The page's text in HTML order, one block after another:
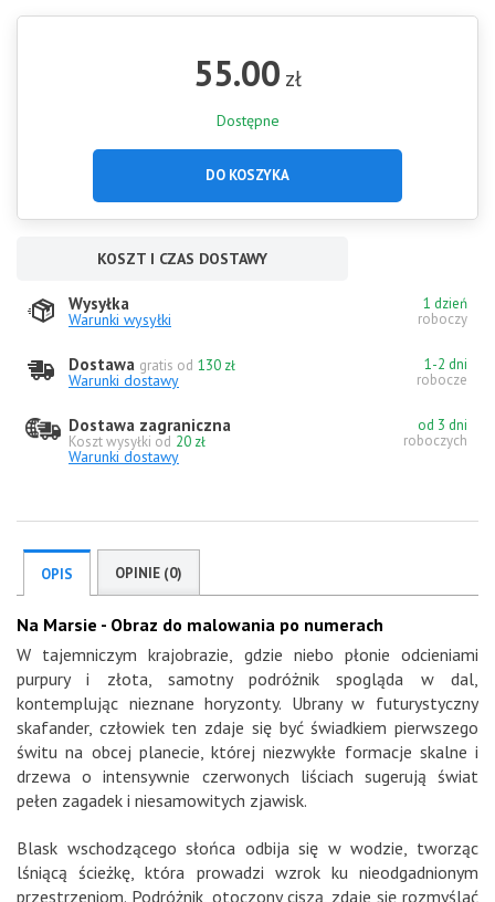
55.00 zł
Dostępne
DO KOSZYKA
KOSZT I CZAS DOSTAWY
Wysyłka
Warunki wysyłki
1 dzień
roboczy
Dostawa gratis od 130 zł
Warunki dostawy
1-2 dni
robocze
Dostawa zagraniczna
Koszt wysyłki od 20 zł
Warunki dostawy
od 3 dni
roboczych
OPIS OPINIE (0)
Na Marsie - Obraz do malowania po numerach
W tajemniczym krajobrazie, gdzie niebo płonie odcieniami
purpury i złota, samotny podróżnik spogląda w dal,
kontemplując nieznane horyzonty. Ubrany w futurystyczny
skafander, człowiek ten zdaje się być świadkiem pierwszego
świtu na obcej planecie, której niezwykłe formacje skalne i
drzewa o intensywnie czerwonych liściach sugerują świat
pełen zagadek i niesamowitych zjawisk.
Blask wschodzącego słońca odbija się w wodzie, tworząc
lśniącą ścieżkę, która prowadzi wzrok ku nieodgadnionym
przestrzeniom. Podróżnik, otoczony ciszą, zdaje się rozmyślać